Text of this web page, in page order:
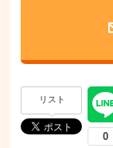
リスト